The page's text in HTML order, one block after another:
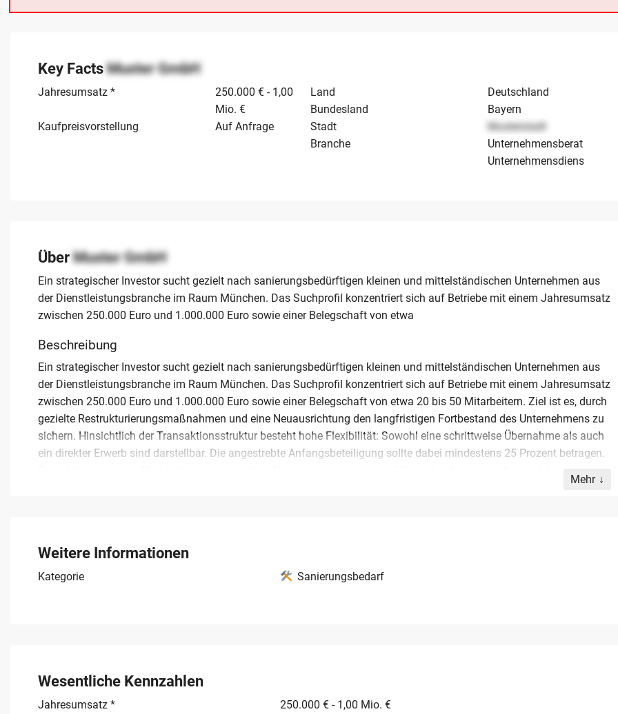
Key FactsMuster GmbH
Jahresumsatz *
250.000 € - 1,00
Mio. €
Kaufpreisvorstellung
Auf Anfrage
Land
Deutschland
Bundesland
Bayern
Stadt
Musterstadt
Branche
Unternehmensberatung
ÜberMuster GmbH
Ein strategischer Investor sucht gezielt nach sanierungsbedürftigen kleinen und mittelständischen Unternehmen aus
der Dienstleistungsbranche im Raum München. Das Suchprofil konzentriert sich auf Betriebe mit einem Jahresumsatz
zwischen 250.000 Euro und 1.000.000 Euro sowie einer Belegschaft von etwa
Beschreibung
Ein strategischer Investor sucht gezielt nach sanierungsbedürftigen kleinen und mittelständischen Unternehmen aus
der Dienstleistungsbranche im Raum München. Das Suchprofil konzentriert sich auf Betriebe mit einem Jahresumsatz
zwischen 250.000 Euro und 1.000.000 Euro sowie einer Belegschaft von etwa 20 bis 50 Mitarbeitern. Ziel ist es, durch
gezielte Restrukturierungsmaßnahmen und eine Neuausrichtung den langfristigen Fortbestand des Unternehmens zu
sichern. Hinsichtlich der Transaktionsstruktur besteht hohe Flexibilität: Sowohl eine schrittweise Übernahme als auch
ein direkter Erwerb sind darstellbar. Die angestrebte Anfangsbeteiligung sollte dabei mindestens 25 Prozent betragen.
Mehr
Weitere Informationen
Kategorie Sanierungsbedarf
Wesentliche Kennzahlen
Jahresumsatz *
250.000 € - 1,00 Mio. €